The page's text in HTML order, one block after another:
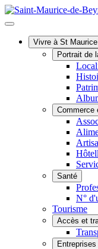
Vivre à St Maurice
Portrait de
Commerce
Santé
N°
Tourisme
Accès et
Entreprises